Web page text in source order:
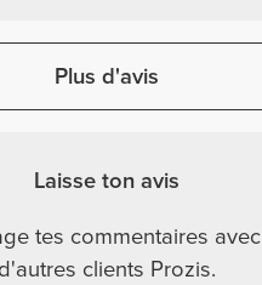
Plus d'avis
Laisse ton avis
tes commentaires avec
d'autres clients Prozis.